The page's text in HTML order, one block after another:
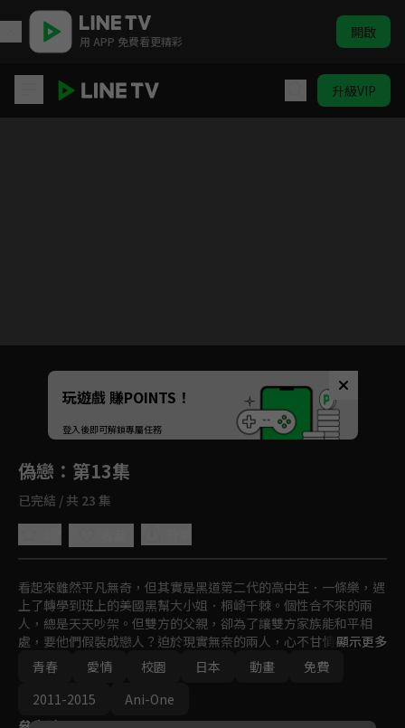
用 APP 免費看更精彩 開啟
升級VIP
Unmute
如有不便請見諒
玩遊戲 賺POINTS！
登入後即可解鎖專屬任務
偽戀 ：第13集
已完結 / 共 23 集
看起來雖然平凡無奇，但其實是黑道第二代的高中生．一條樂，遇
上了轉學到班上的美國黑幫大小姐．桐崎千棘。個性合不來的兩
人，總是天天吵架。但雙方的父親，卻為了讓雙方家族能和平相
處，要他們假裝成戀人？迫於現實無奈的兩人，心不甘情不願地開
始了咬牙切齒、動手動腳的「甜蜜」生活！
顯示更多
青春
愛情 校園 日本 動畫
免費
2011-2015
Ani-One